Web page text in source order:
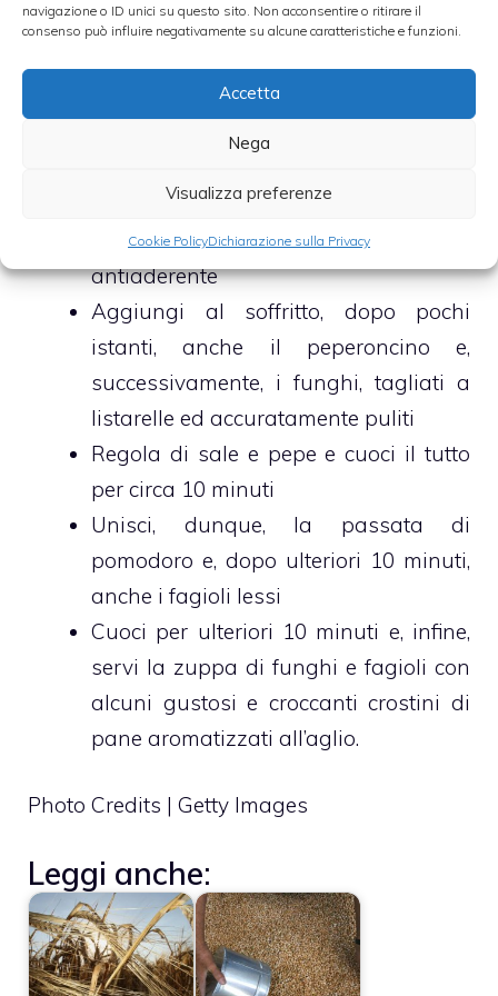
navigazione o ID unici su questo sito. Non acconsentire o ritirare il
consenso può influire negativamente su alcune caratteristiche e funzioni.
Accetta
Nega
Visualizza preferenze
Cookie PolicyDichiarazione sulla Privacy
Cuoci i fagioli, dunque, per non meno
d’acqua bollente leggermente salata
Nell’attesa pulisci uno spicchio d’aglio
oliva, lascialo delicatamente
soffriggere in una capiente padella
antiaderente
Aggiungi al soffritto, dopo pochi
istanti, anche il peperoncino e,
successivamente, i funghi, tagliati a
listarelle ed accuratamente puliti
Regola di sale e pepe e cuoci il tutto
per circa 10 minuti
Unisci, dunque, la passata di
pomodoro e, dopo ulteriori 10 minuti,
anche i fagioli lessi
Cuoci per ulteriori 10 minuti e, infine,
servi la zuppa di funghi e fagioli con
alcuni gustosi e croccanti crostini di
pane aromatizzati all’aglio.
Photo Credits | Getty Images
Leggi anche: